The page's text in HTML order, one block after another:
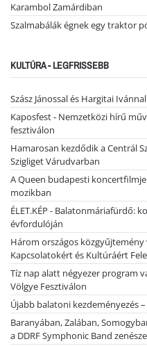
Karambol Zamárdiban
Szalmabálák égnek egy traktor
KULTÚRA - LEGFRISSEBB
Szász Jánossal és Hargitai
Kaposfest - Nemzetközi hírű
fesztiválon
Hamarosan kezdődik a Centrál
Szigliget Várudvarban
A Queen budapesti
mozikban
ÉLET.KÉP - Balatonmáriafürdő:
évfordulóján
Három országos
Kapcsolatokért és Kultúráért
Tíz nap alatt négyezer program
Völgye Fesztiválon
Újabb balatoni kezdeményezés
Baranyában, Zalában,
a DDRF Symphonic Band